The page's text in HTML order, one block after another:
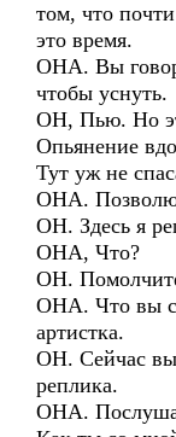
том, что
это время.
ОНА. Вы
чтобы уснуть.
ОН, Пью. Но
Опьянение
Тут уж не
ОНА. Позволю
ОН. Здесь я
ОНА, Что?
ОН.
ОНА. Что вы
артистка.
ОН. Сейчас
реплика.
ОНА.